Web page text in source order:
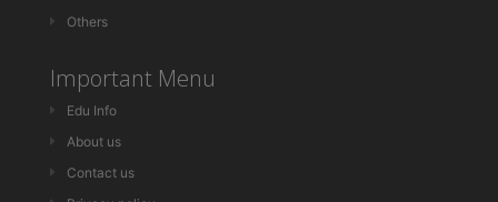
Others
Important Menu
Edu Info
About us
Contact us